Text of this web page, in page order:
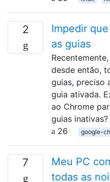
2
Impedir
as guias
desde então,
guias, preciso
guia ativada.
ao Chrome
guias inativas?
26
google-
7
Meu PC
todas as